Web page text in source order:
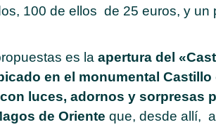
100 de ellos de 25 euros, y un
es la apertura del
en el monumental Castillo
luces, adornos y sorpresas
de Oriente que, desde allí,